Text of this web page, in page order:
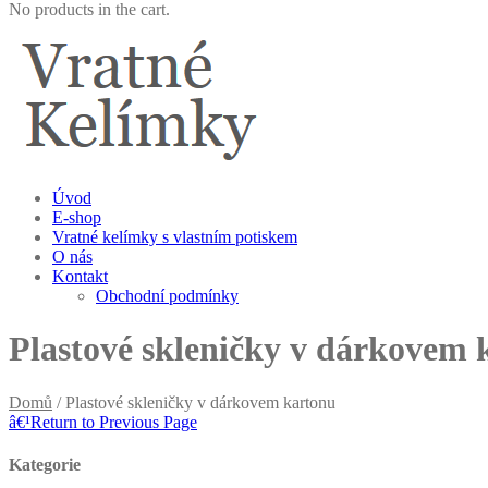
No products in the cart.
Úvod
E-shop
Vratné kelímky s vlastním potiskem
O nás
Kontakt
Obchodní podmínky
Plastové skleničky v dárkovem
Domů / Plastové skleničky v dárkovem kartonu
â€¹Return to Previous Page
Kategorie